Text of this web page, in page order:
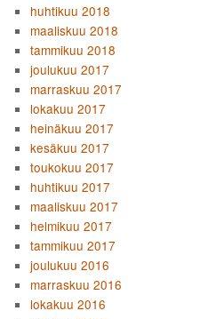
huhtikuu 2018
maaliskuu 2018
tammikuu 2018
joulukuu 2017
marraskuu 2017
lokakuu 2017
heinäkuu 2017
kesäkuu 2017
toukokuu 2017
huhtikuu 2017
maaliskuu 2017
helmikuu 2017
tammikuu 2017
joulukuu 2016
marraskuu 2016
lokakuu 2016